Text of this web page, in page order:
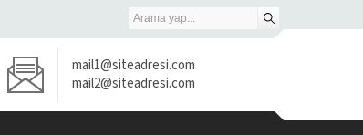
mail1@siteadresi.com
mail2@siteadresi.com